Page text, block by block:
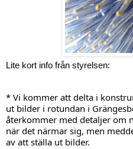
Lite kort info från styrelsen:
* Vi kommer att delta i
ut bilder i rotundan i
återkommer med detaljer om
när det närmar sig, men
av att ställa ut bilder.